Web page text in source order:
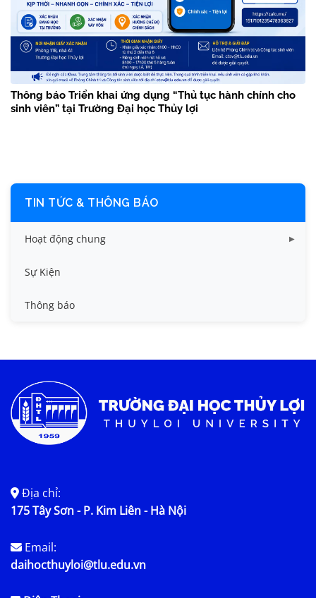
Thông báo Triển khai ứng dụng “Thủ tục hành chính cho
sinh viên” tại Trường Đại học Thủy lợi
TIN TỨC & THÔNG BÁO
Hoạt động chung
Tin công tác sinh viên
Tin đào tạo
Tin tức chung
Sự Kiện
Thông báo
Địa chỉ:
175 Tây Sơn - P. Kim Liên - Hà Nội
Email:
daihocthuyloi@tlu.edu.vn